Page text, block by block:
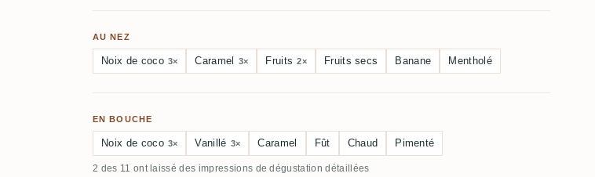
AU NEZ
Noix de coco 3× Caramel 3× Fruits 2× Fruits secs Banane Mentholé
EN BOUCHE
Noix de coco 3× Vanillé 3× Caramel Fût Chaud Pimenté
2 des 11 ont laissé des impressions de dégustation détaillées